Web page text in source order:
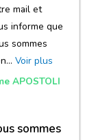
mail et
informe que
sommes
Voir plus
APOSTOLI
sommes